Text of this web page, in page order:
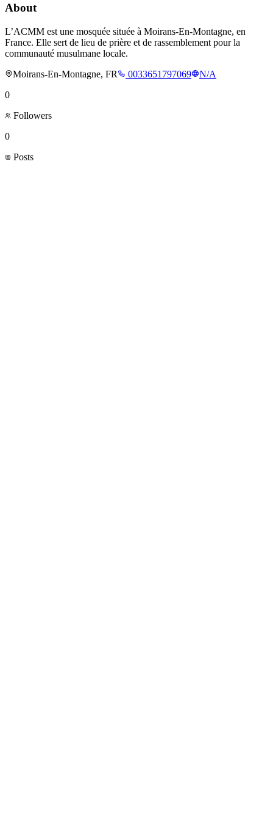
About
L’ACMM est une mosquée située à Moirans-En-Montagne, en
France. Elle sert de lieu de prière et de rassemblement pour la
communauté musulmane locale.
Moirans-En-Montagne, FR
0033651797069
N/A
0
Followers
0
Posts